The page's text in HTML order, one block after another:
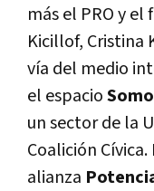
más el PRO y el
Kicillof, Cristina
vía del medio
el espacio
un sector de la
Coalición Cívica.
alianza